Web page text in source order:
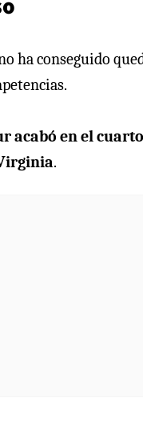
ha conseguido
acabó en el
.